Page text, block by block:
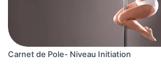
Carnet de Pole- Niveau Initiation